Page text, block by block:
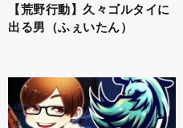
【荒野行動】久々ゴルタイに
出る男（ふぇいたん）